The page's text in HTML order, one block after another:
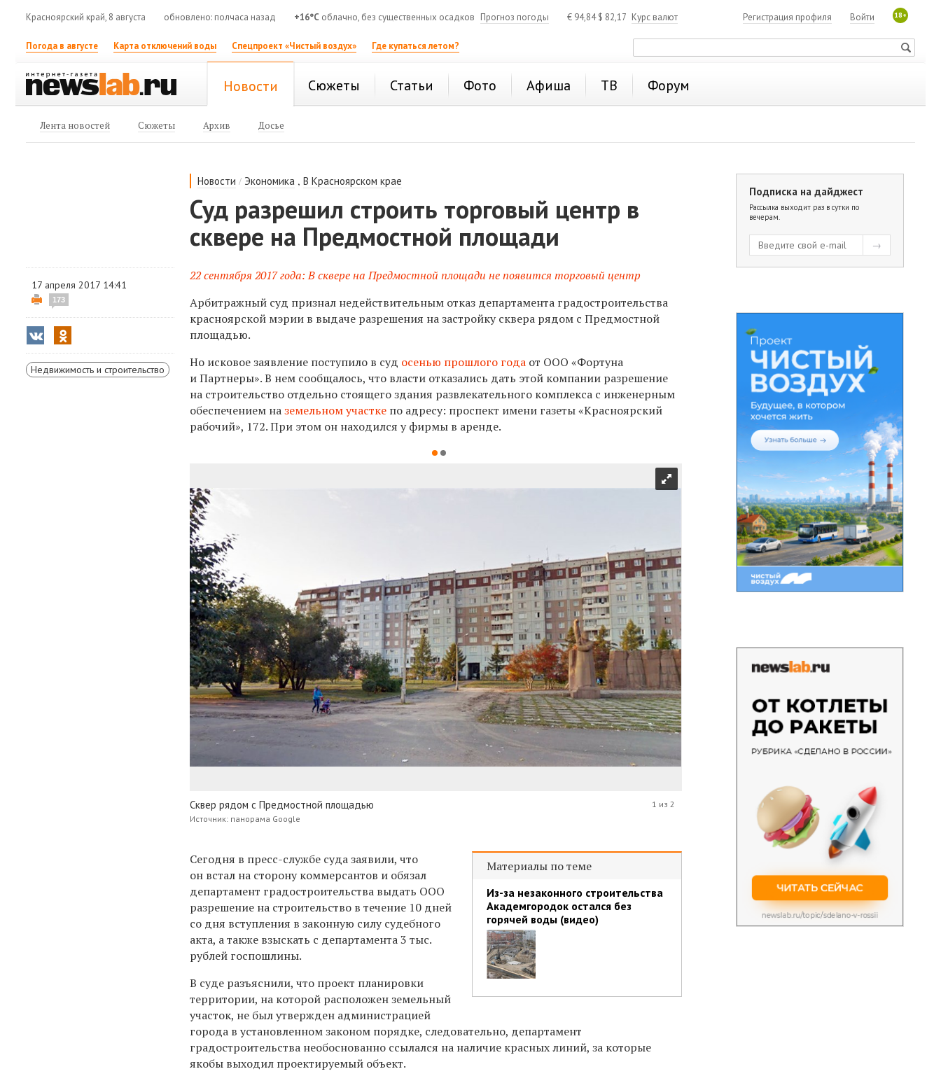
Красноярский край, 8 августа обновлено: полчаса назад +16°C облачно, без существенных осадков Прогноз погоды € 94,84$ 82,17 Курс валют 18+
Войти
Регистрация профиля
Погода в августе Карта отключений воды Спецпроект «Чистый воздух» Где купаться летом?
Новости Сюжеты Статьи Фото Афиша ТВ Форум
Лента новостей Сюжеты Архив Досье
Новости / Экономика ,В Красноярском крае
Суд разрешил строить торговый центр в
сквере на Предмостной площади
17 апреля 2017 14:41
173
Недвижимость и строительство
22 сентября 2017 года: В сквере на Предмостной площади не появится торговый центр
Арбитражный суд признал недействительным отказ департамента градостроительства
красноярской мэрии в выдаче разрешения на застройку сквера рядом с Предмостной
площадью.
Но исковое заявление поступило в суд осенью прошлого года от ООО «Фортуна
и Партнеры». В нем сообщалось, что власти отказались дать этой компании разрешение
на строительство отдельно стоящего здания развлекательного комплекса с инженерным
обеспечением наземельном участке по адресу: проспект имени газеты «Красноярский
рабочий», 172. При этом он находился у фирмы в аренде.
Сквер рядом с Предмостной площадью
Источник: панорама Google
1 из 2
Материалы по теме
Из-за незаконного строительства
Академгородок остался без
горячей воды (видео)
Сегодня в пресс-службе суда заявили, что
он встал на сторону коммерсантов и обязал
департамент градостроительства выдать ООО
разрешение на строительство в течение 10 дней
со дня вступления в законную силу судебного
акта, а также взыскать с департамента 3 тыс.
рублей госпошлины.
В суде разъяснили, что проект планировки
территории, на которой расположен земельный
участок, не был утвержден администрацией
города в установленном законом порядке, следовательно, департамент
градостроительства необоснованно ссылался на наличие красных линий, за которые
якобы выходил проектируемый объект.
Подписка на дайджест
Рассылка выходит раз в сутки по
вечерам.